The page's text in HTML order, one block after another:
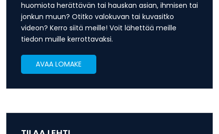
huomiota herättävän tai hauskan asian, ihmisen tai
jonkun muun? Otitko valokuvan tai kuvasitko
videon? Kerro siitä meille! Voit lähettää meille
tiedon muille kerrottavaksi.
AVAA LOMAKE